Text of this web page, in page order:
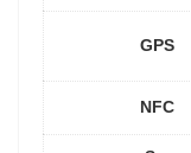
GPS
NFC